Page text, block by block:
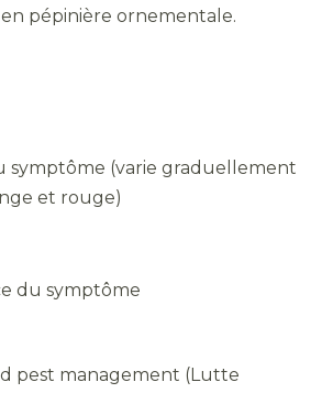
pépinière ornementale.
symptôme (varie graduellement
et rouge)
du symptôme
pest management (Lutte